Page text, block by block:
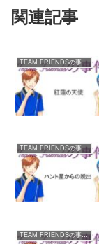
関連記事
TEAM FRIENDSの事件簿
TEAM FRIENDSの事件簿
TEAM FRIENDSの事件簿